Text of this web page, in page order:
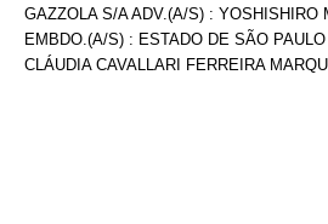
GAZZOLA S/A ADV.(A/S) : YOSHISHIRO
EMBDO.(A/S) : ESTADO DE SÃO
CLÁUDIA CAVALLARI FERREIRA